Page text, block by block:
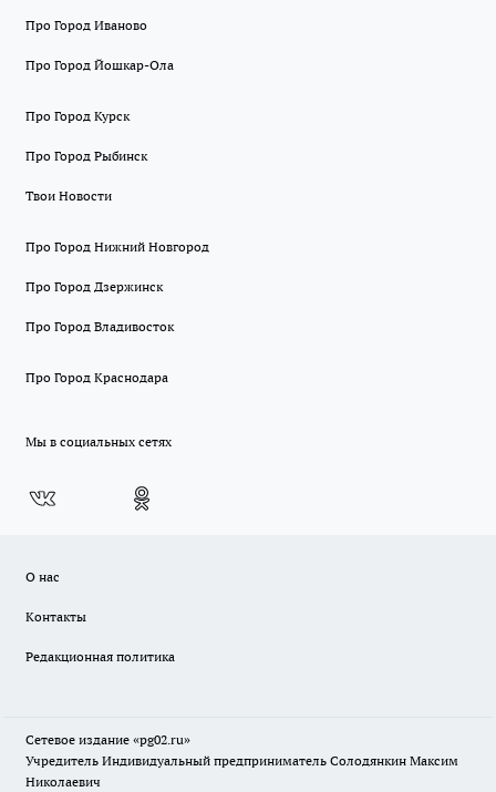
Про Город Иваново
Про Город Йошкар-Ола
Про Город Курск
Про Город Рыбинск
Твои Новости
Про Город Нижний Новгород
Про Город Дзержинск
Про Город Владивосток
Про Город Краснодара
Мы в социальных сетях
О нас
Контакты
Редакционная политика
Сетевое издание «pg02.ru»
Учредитель Индивидуальный предприниматель Солодянкин Максим
Николаевич